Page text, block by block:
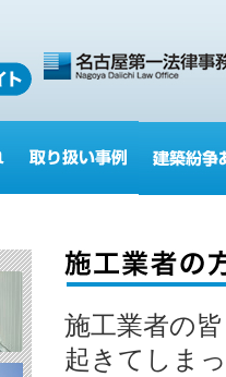
施工業者の
起きてしま